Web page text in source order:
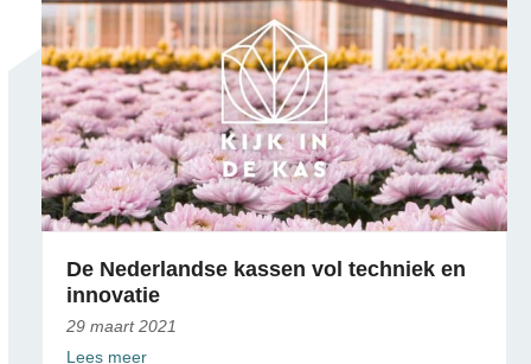
De Nederlandse kassen vol techniek en
innovatie
29 maart 2021
Lees meer